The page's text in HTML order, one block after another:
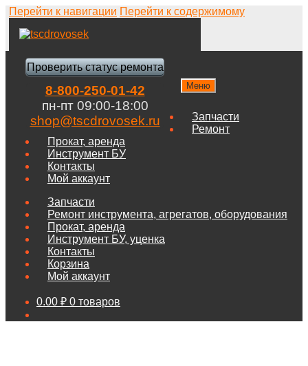
Перейти к навигации Перейти к содержимому
Проверить статус ремонта
8-800-250-01-42
пн-пт 09:00-18:00
shop@tscdrovosek.ru
Меню
Запчасти
Ремонт
Прокат, аренда
Инструмент БУ
Контакты
Мой аккаунт
Запчасти
Ремонт инструмента, агрегатов, оборудования
Прокат, аренда
Инструмент БУ, уценка
Контакты
Корзина
Мой аккаунт
0.00 ₽ 0 товаров